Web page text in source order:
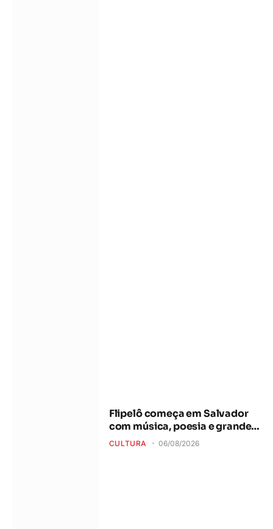
Flipelô começa em Salvador
com música, poesia e grande
participação
CULTURA 06/08/2026